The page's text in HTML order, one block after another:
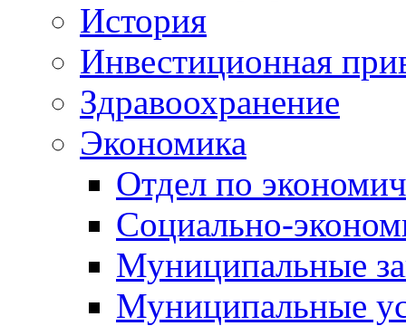
История
Инвестиционная
Здравоохранение
Экономика
Отдел по
Социально-
Муниципальные
Муниципальные